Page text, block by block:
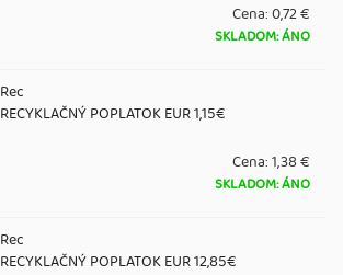
Cena:0,72 €
SKLADOM: ÁNO
Rec
RECYKLAČNÝ POPLATOK EUR 1,15€
Cena:1,38 €
SKLADOM: ÁNO
Rec
RECYKLAČNÝ POPLATOK EUR 12,85€